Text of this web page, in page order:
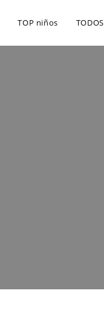
TOP niños TODOS